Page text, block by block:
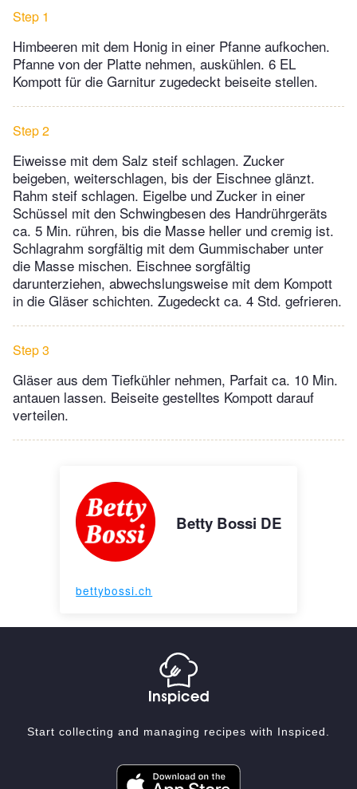
Step 1
Himbeeren mit dem Honig in einer Pfanne aufkochen.
Pfanne von der Platte nehmen, auskühlen. 6 EL
Kompott für die Garnitur zugedeckt beiseite stellen.
Step 2
Eiweisse mit dem Salz steif schlagen. Zucker
beigeben, weiterschlagen, bis der Eischnee glänzt.
Rahm steif schlagen. Eigelbe und Zucker in einer
Schüssel mit den Schwingbesen des Handrührgeräts
ca. 5 Min. rühren, bis die Masse heller und cremig ist.
Schlagrahm sorgfältig mit dem Gummischaber unter
die Masse mischen. Eischnee sorgfältig
darunterziehen, abwechslungsweise mit dem Kompott
in die Gläser schichten. Zugedeckt ca. 4 Std. gefrieren.
Step 3
Gläser aus dem Tiefkühler nehmen, Parfait ca. 10 Min.
antauen lassen. Beiseite gestelltes Kompott darauf
verteilen.
Betty Bossi DE
bettybossi.ch
Start collecting and managing recipes with Inspiced.